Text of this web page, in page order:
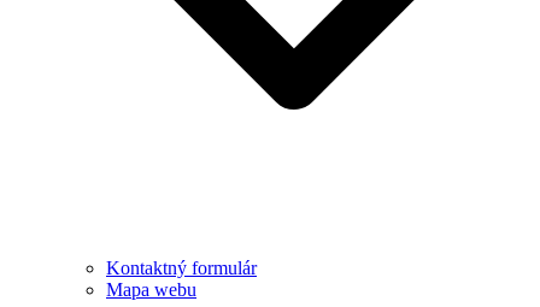
Kontaktný formulár
Mapa webu